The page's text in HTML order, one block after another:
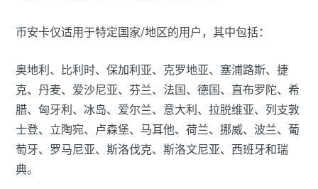
币安卡仅适用于特定国家/地区的用户，其中包括：
奥地利、比利时、保加利亚、克罗地亚、塞浦路斯、捷
克、丹麦、爱沙尼亚、芬兰、法国、德国、直布罗陀、希
腊、匈牙利、冰岛、爱尔兰、意大利、拉脱维亚、列支敦
士登、立陶宛、卢森堡、马耳他、荷兰、挪威、波兰、葡
萄牙、罗马尼亚、斯洛伐克、斯洛文尼亚、西班牙和瑞
典。